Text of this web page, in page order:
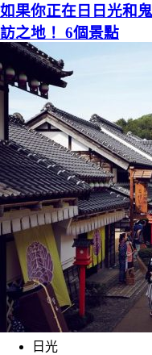
如果你正在日日光和
訪之地！ 6個景點
日光